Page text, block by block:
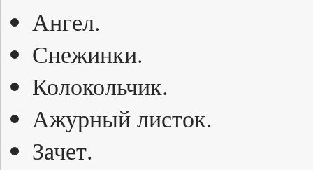
Ангел.
Снежинки.
Колокольчик.
Ажурный листок.
Зачет.